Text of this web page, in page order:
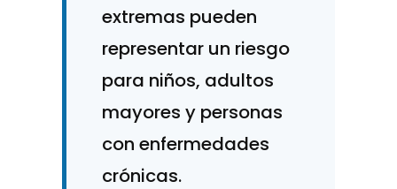
extremas pueden
representar un riesgo
para niños, adultos
mayores y personas
con enfermedades
crónicas.